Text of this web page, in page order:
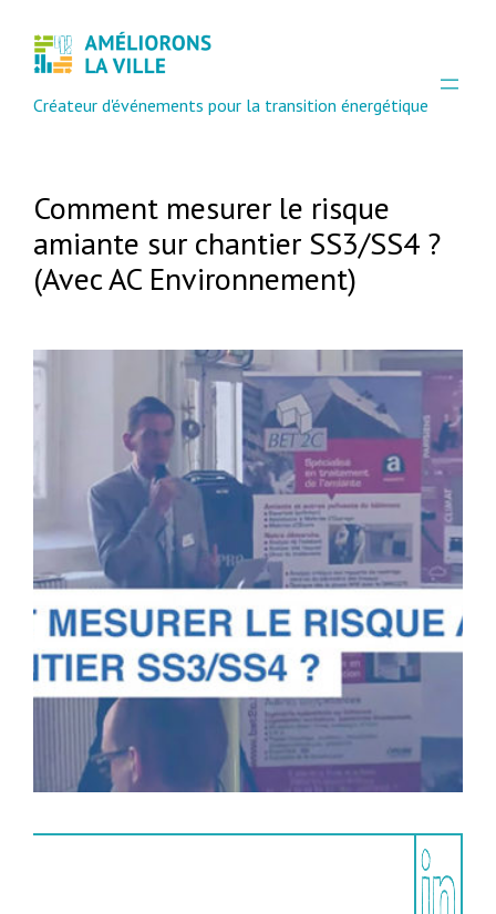
Créateur d'événements pour la transition énergétique
Comment mesurer le risque
amiante sur chantier SS3/SS4 ?
(Avec AC Environnement)